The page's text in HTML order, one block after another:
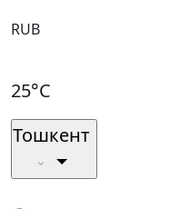
RUB
25°C
Тошкент